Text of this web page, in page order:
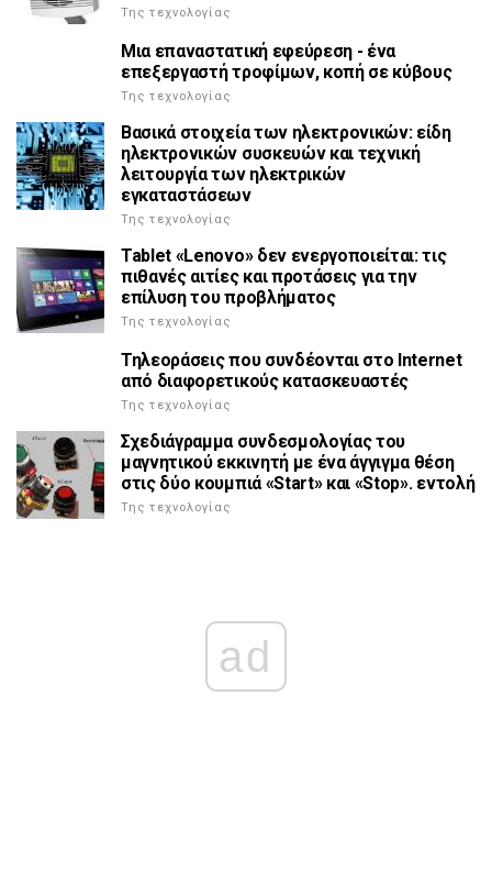
Της τεχνολογίας
Μια επαναστατική εφεύρεση - ένα
επεξεργαστή τροφίμων, κοπή σε κύβους
Της τεχνολογίας
Βασικά στοιχεία των ηλεκτρονικών: είδη
ηλεκτρονικών συσκευών και τεχνική
λειτουργία των ηλεκτρικών
εγκαταστάσεων
Της τεχνολογίας
Tablet «Lenovo» δεν ενεργοποιείται: τις
πιθανές αιτίες και προτάσεις για την
επίλυση του προβλήματος
Της τεχνολογίας
Τηλεοράσεις που συνδέονται στο Internet
από διαφορετικούς κατασκευαστές
Της τεχνολογίας
Σχεδιάγραμμα συνδεσμολογίας του
μαγνητικού εκκινητή με ένα άγγιγμα θέση
στις δύο κουμπιά «Start» και «Stop». εντολή
Της τεχνολογίας
ad